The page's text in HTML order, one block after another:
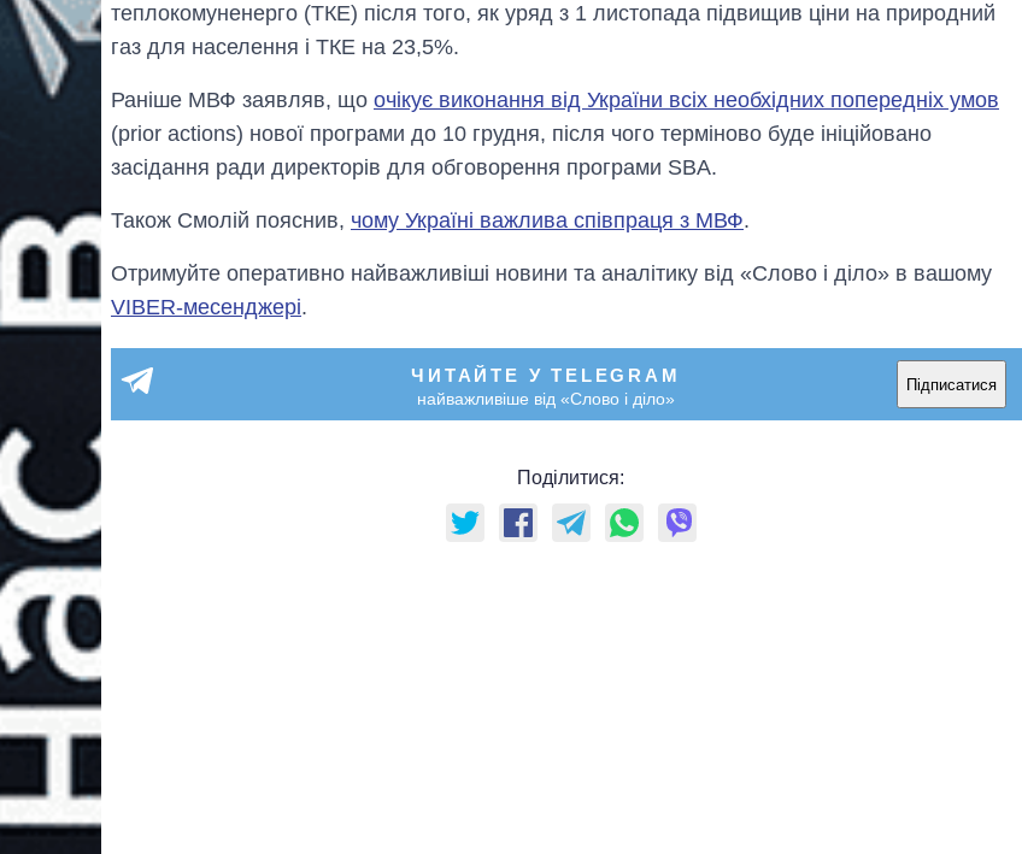
теплокомуненерго (ТКЕ) після того, як уряд з 1 листопада підвищив ціни на природний
газ для населення і ТКЕ на 23,5%.
Раніше МВФ заявляв, що очікує виконання від України всіх необхідних попередніх умов
(prior actions) нової програми до 10 грудня, після чого терміново буде ініційовано
засідання ради директорів для обговорення програми SBA.
Також Смолій пояснив, чому Україні важлива співпраця з МВФ.
Отримуйте оперативно найважливіші новини та аналітику від «Слово і діло» в вашому
VIBER-месенджері.
ЧИТАЙТЕ У TELEGRAM
найважливіше від «Слово і діло»
Підписатися
Поділитися: